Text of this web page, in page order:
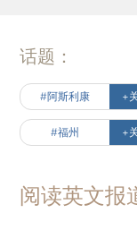
话题：
#阿斯利康 +
#福州 +
阅读英文报